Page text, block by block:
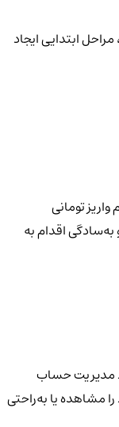
ابتدایی ایجاد
تومانی
اقدام به
مدیریت حساب
مشاهده یا به‌راحتی